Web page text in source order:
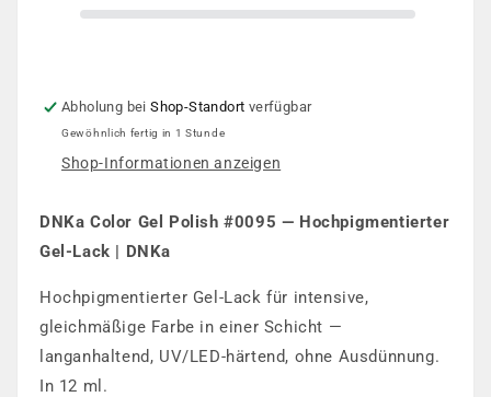
Abholung beiShop-Standort verfügbar
Gewöhnlich fertig in 1 Stunde
Shop-Informationen anzeigen
DNKa Color Gel Polish #0095 — Hochpigmentierter
Gel-Lack | DNKa
Hochpigmentierter Gel-Lack für intensive,
gleichmäßige Farbe in einer Schicht —
langanhaltend, UV/LED-härtend, ohne Ausdünnung.
In 12 ml.